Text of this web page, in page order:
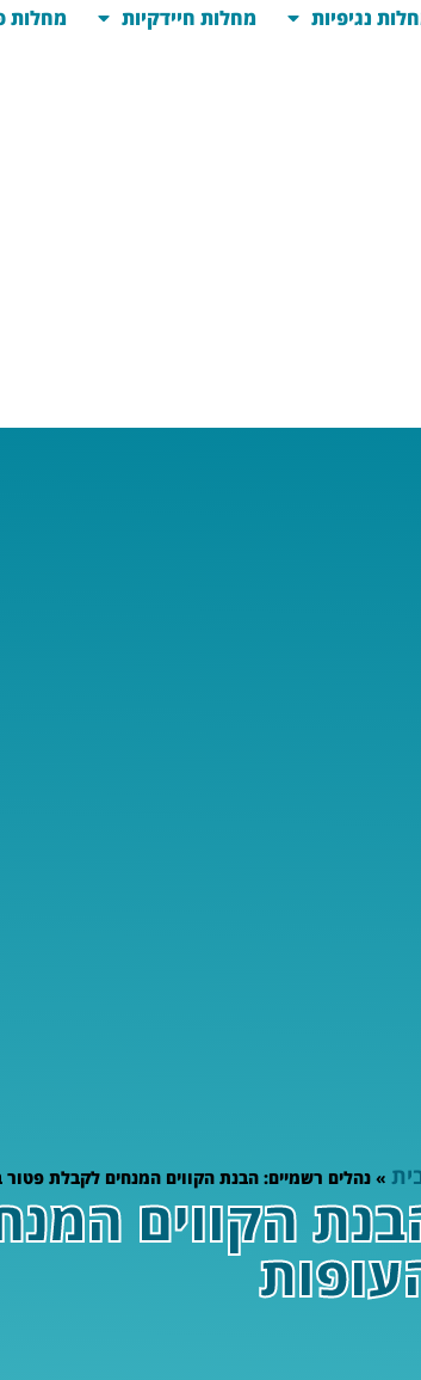
נגיפיות מחלות חיידקיות מחלות
»נהלים רשמיים: הבנת הקווים המנחים לקבלת
הקווים